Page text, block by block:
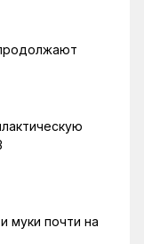
муки почти на